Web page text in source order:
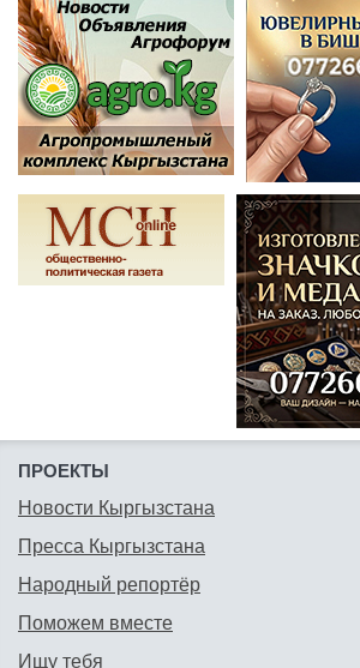
ПРОЕКТЫ
Новости Кыргызстана
Пресса Кыргызстана
Народный репортёр
Поможем вместе
Ищу тебя